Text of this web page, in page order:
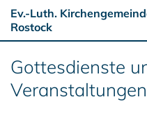
Ev.-Luth.
Rostock
Gottesdienste
Veranstaltungen